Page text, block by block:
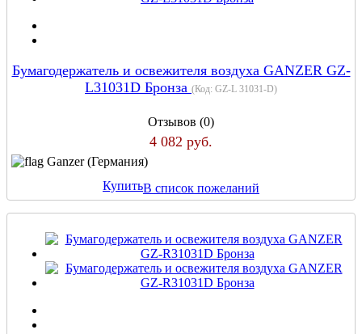
Бумагодержатель и освежителя воздуха GANZER GZ-
L31031D Бронза (Код: GZ-L 31031-D)
Отзывов (0)
4 082 руб.
Ganzer (Германия)
КупитьВ список пожеланий